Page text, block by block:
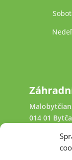
014 01 Bytča
+421